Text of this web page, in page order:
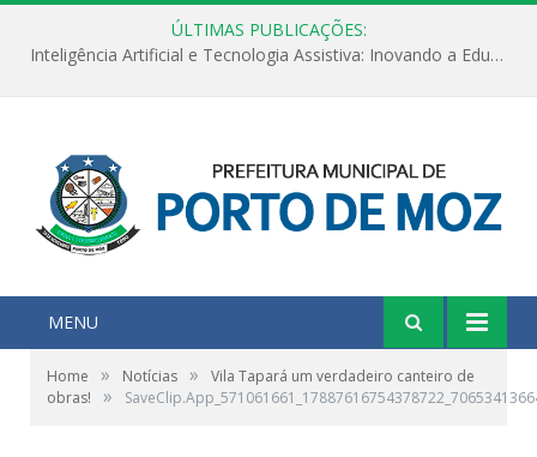
ÚLTIMAS PUBLICAÇÕES:
Inteligência Artificial e Tecnologia Assistiva: Inovando a Educação Especial e Inclusiva
MENU
Home » Notícias »
Vila Tapará um verdadeiro canteiro de
obras!
»